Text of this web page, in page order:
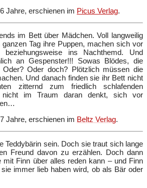
Jahre, erschienen im Picus Verlag.
im Bett über Mädchen. Voll langweilig
Tag ihre Puppen, machen sich vor
ins Nachthemd. Und
an Gespenster!!! Sowas Blödes, die
Oder? Oder doch? Plötzlich müssen die
Und danach finden sie ihr Bett nicht
zitternd zum friedlich schlafenden
nicht im Traum daran denkt, sich vor
Jahre, erschienen im Beltz Verlag.
Teddybärin sein. Doch sie traut sich lange
Freund davon zu erzählen. Doch dann
Finn über alles reden kann – und Finn
immer lieb haben wird, ob als Bär oder